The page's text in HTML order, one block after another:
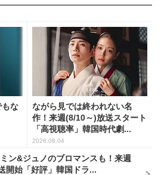
な
ながら見では終われない名
作！来週(8/10～)放送スタート
「高視聴率」韓国時代劇...
2026.08.04
ン&ジュノのブロマンスも！来週
開始「好評」韓国ドラ...